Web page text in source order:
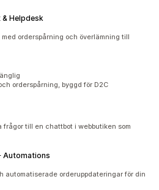
Helpdesk
orderspårning och överlämning till
orderspårning, byggd för D2C
frågor till en chattbot i webbutiken som
Automations
automatiserade orderuppdateringar för din